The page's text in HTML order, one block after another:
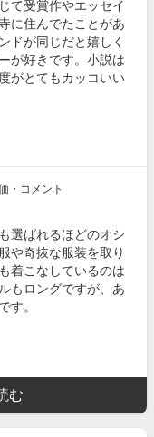
て受賞作やエッセイ
に住んでたことがあ
ドが同じだと嬉しく
が好きです。小説は
がとてもカッコいい
・コメント
選ばれるほどのオシ
や奇抜な服装を取り
着こなしているのは
もロングですが、あ
す。
む